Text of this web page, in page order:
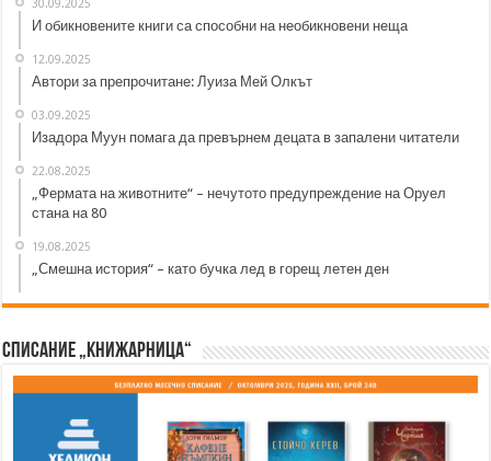
30.09.2025
И обикновените книги са способни на необикновени неща
12.09.2025
Автори за препрочитане: Луиза Мей Олкът
03.09.2025
Изадора Муун помага да превърнем децата в запалени читатели
22.08.2025
„Фермата на животните“ – нечутото предупреждение на Оруел
стана на 80
19.08.2025
„Смешна история“ – като бучка лед в горещ летен ден
Списание „Книжарница“